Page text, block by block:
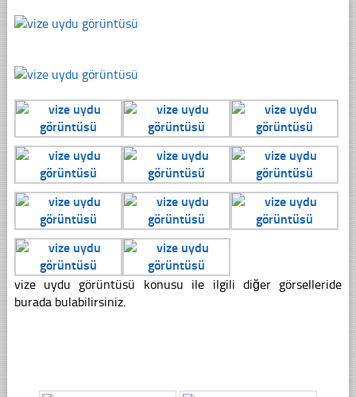
vize uydu görüntüsü konusu ile ilgili diğer görselleride
burada bulabilirsiniz.